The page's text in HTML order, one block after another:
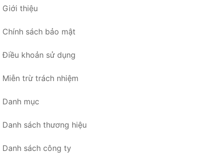
Giới thiệu
Chính sách bảo mật
Điều khoản sử dụng
Miễn trừ trách nhiệm
Danh mục
Danh sách thương hiệu
Danh sách công ty